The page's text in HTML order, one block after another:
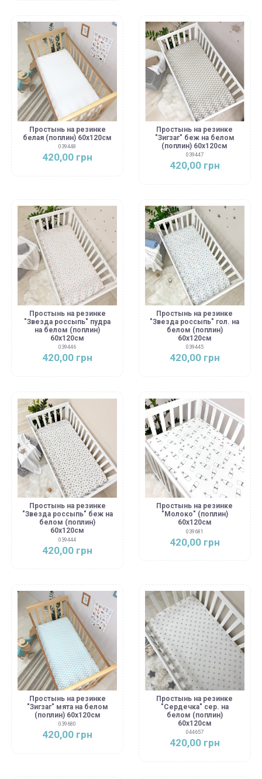
Простынь на резинке
белая (поплин) 60х120см
039448
420,00 грн
Простынь на резинке
"Зигзаг" беж на белом
(поплин) 60х120см
039447
420,00 грн
Простынь на резинке
"Звезда россыпь" пудра
на белом (поплин)
60х120см
039446
420,00 грн
Простынь на резинке
"Звезда россыпь" гол. на
белом (поплин)
60х120см
039445
420,00 грн
Простынь на резинке
"Звезда россыпь" беж на
белом (поплин)
60х120см
039444
420,00 грн
Простынь на резинке
"Молоко" (поплин)
60х120см
039681
420,00 грн
Простынь на резинке
"Зигзаг" мята на белом
(поплин) 60х120см
039680
420,00 грн
Простынь на резинке
"Сердечка" сер. на
белом (поплин)
60х120см
044657
420,00 грн